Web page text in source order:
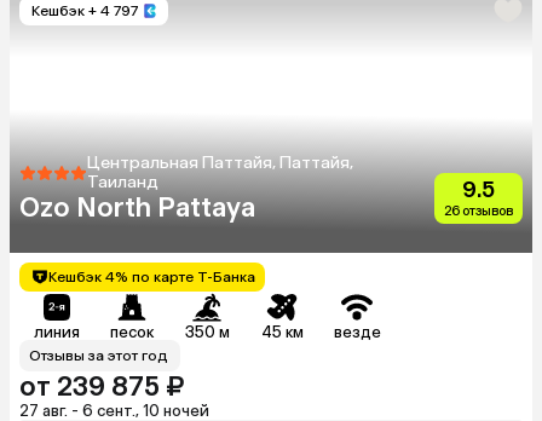
Кешбэк + 4 797
Центральная Паттайя, Паттайя,
Таиланд
Ozo North Pattaya
9.5
26 отзывов
Кешбэк 4% по карте Т-Банка
линия песок 350 м 45 км везде
Отзывы за этот год
от 239 875 ₽
27 авг. - 6 сент., 10 ночей